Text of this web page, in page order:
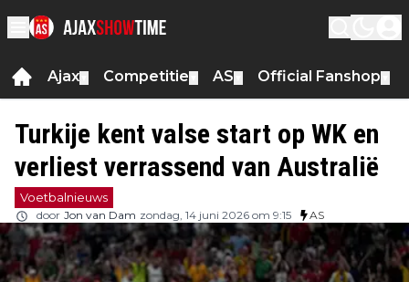
Ajax Competitie AS Official Fanshop
Turkije kent valse start op WK en
verliest verrassend van Australië
Voetbalnieuws
door Jon van Dam zondag, 14 juni 2026 om 9:15 AS